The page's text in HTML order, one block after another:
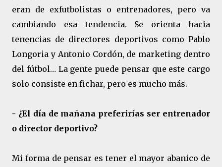
eran de exfutbolistas o entrenadores, pero va
cambiando esa tendencia. Se orienta hacia
tenencias de directores deportivos como Pablo
Longoria y Antonio Cordón, de marketing dentro
del fútbol… La gente puede pensar que este cargo
solo consiste en fichar, pero es mucho más.
- ¿El día de mañana preferirías ser entrenador
o director deportivo?
Mi forma de pensar es tener el mayor abanico de